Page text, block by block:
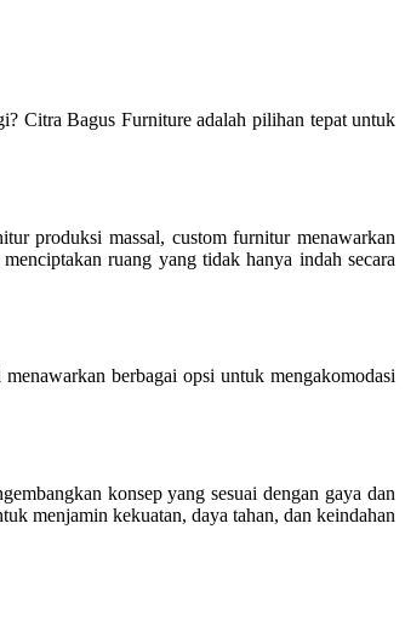
Citra Bagus Furniture adalah pilihan tepat untuk
produksi massal, custom furnitur menawarkan
ruang yang tidak hanya indah secara
berbagai opsi untuk mengakomodasi
konsep yang sesuai dengan gaya dan
menjamin kekuatan, daya tahan, dan keindahan